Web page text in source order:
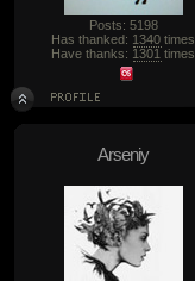
Posts: 5198
Has thanked: 1340 times
Have thanks: 1301 times
Arseniy